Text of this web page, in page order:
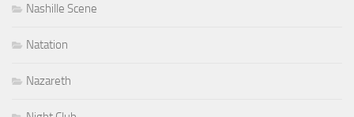
Nashille Scene
Natation
Nazareth